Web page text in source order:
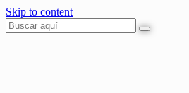
Skip to content